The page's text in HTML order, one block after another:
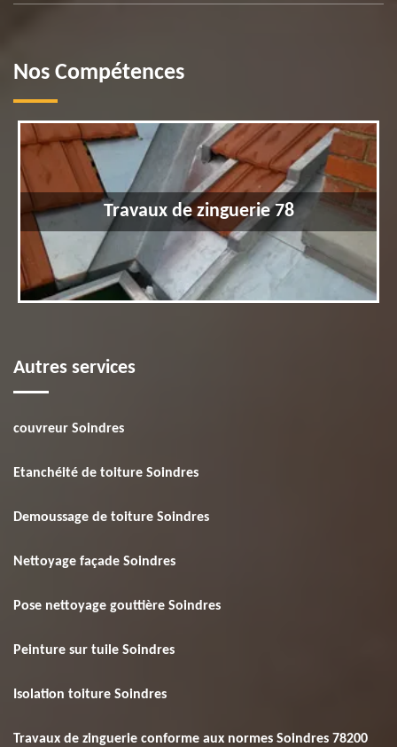
Nos Compétences
Travaux de zinguerie 78
Autres services
couvreur Soindres
Etanchéité de toiture Soindres
Demoussage de toiture Soindres
Nettoyage façade Soindres
Pose nettoyage gouttière Soindres
Peinture sur tuile Soindres
Isolation toiture Soindres
Travaux de zinguerie conforme aux normes Soindres 78200